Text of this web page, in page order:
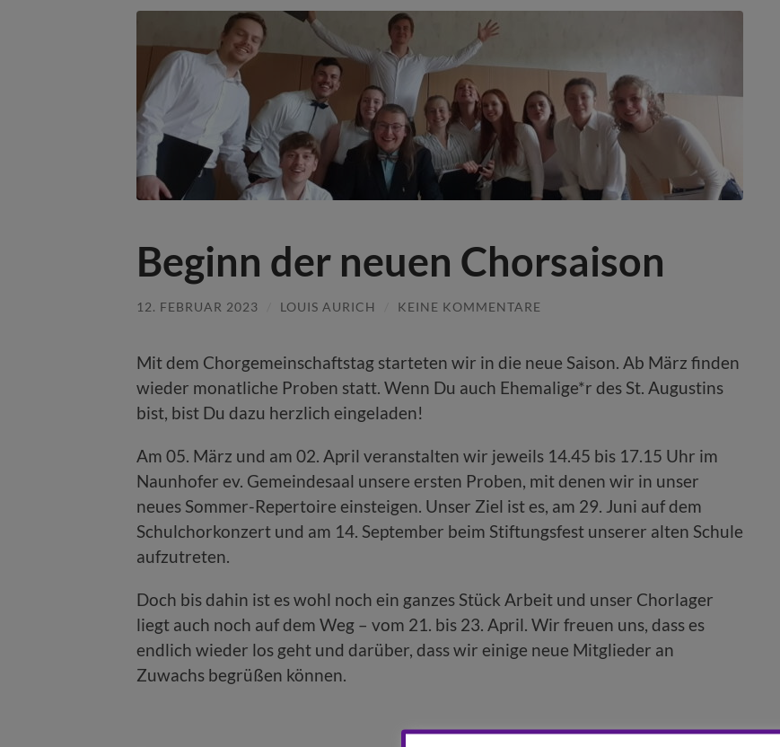
Beginn der neuen Chorsaison
12. FEBRUAR 2023 LOUIS AURICH KEINE KOMMENTARE
Mit dem Chorgemeinschaftstag starteten wir in die neue Saison. Ab März finden
wieder monatliche Proben statt. Wenn Du auch Ehemalige*r des St. Augustins
bist, bist Du dazu herzlich eingeladen!
Am 05. März und am 02. April veranstalten wir jeweils 14.45 bis 17.15 Uhr im
Naunhofer ev. Gemeindesaal unsere ersten Proben, mit denen wir in unser
neues Sommer-Repertoire einsteigen. Unser Ziel ist es, am 29. Juni auf dem
Schulchorkonzert und am 14. September beim Stiftungsfest unserer alten Schule
aufzutreten.
Doch bis dahin ist es wohl noch ein ganzes Stück Arbeit und unser Chorlager
liegt auch noch auf dem Weg – vom 21. bis 23. April. Wir freuen uns, dass es
endlich wieder los geht und darüber, dass wir einige neue Mitglieder an
Zuwachs begrüßen können.